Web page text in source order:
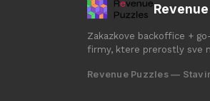
Zakazkove backoffice +
firmy, ktere prerostly sve
Revenue Puzzles —